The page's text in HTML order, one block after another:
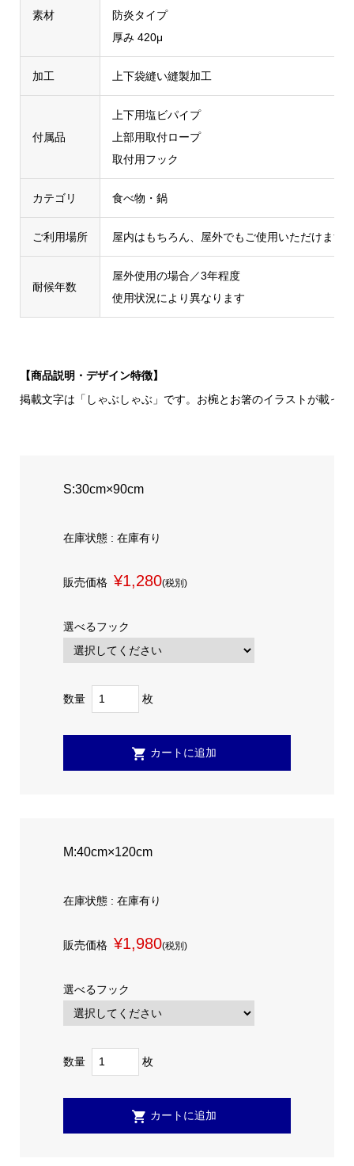
素材
防炎タイプ
厚み 420μ
加工 上下袋縫い縫製加工
付属品
上下用塩ビパイプ
上部用取付ロープ
取付用フック
カテゴリ 食べ物・鍋
ご利用場所 屋内はもちろん、屋外でもご使用いただけます
耐候年数
屋外使用の場合／3年程度
使用状況により異なります
【商品説明・デザイン特徴】
掲載文字は「しゃぶしゃぶ」です。お椀とお箸のイラストが載っ
S:30cm×90cm
在庫状態 : 在庫有り
販売価格 ¥1,280(税別)
選べるフック
数量 枚
M:40cm×120cm
在庫状態 : 在庫有り
販売価格 ¥1,980(税別)
選べるフック
数量 枚